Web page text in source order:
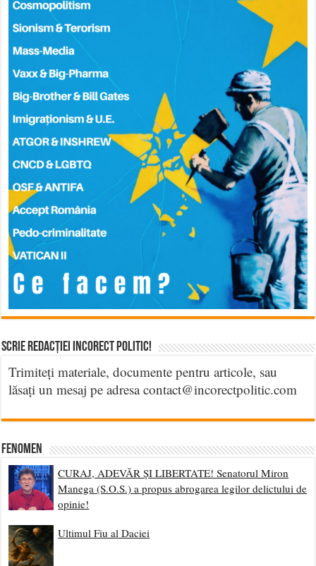
Scrie Redacției Incorect Politic!
Trimiteți materiale, documente pentru articole, sau
lăsați un mesaj pe adresa contact@incorectpolitic.com
Fenomen
CURAJ, ADEVĂR ȘI LIBERTATE! Senatorul Miron
Manega (S.O.S.) a propus abrogarea legilor delictului de
opinie!
Ultimul Fiu al Daciei